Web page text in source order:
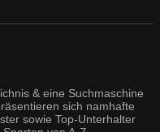
& eine Suchmaschine
sich namhafte
sowie Top-Unterhalter